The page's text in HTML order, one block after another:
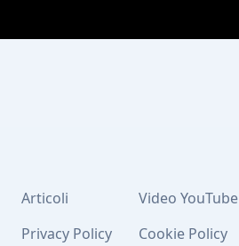
Articoli
Video YouTube
Privacy Policy Cookie Policy